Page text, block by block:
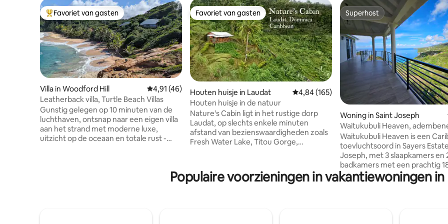
Topfavoriet van gasten
Favoriet van gasten
Villa in Woodford Hill Gemiddelde beoordeling van 4,91 uit 5, 46 recensies
4,91 (46)
Leatherback villa, Turtle Beach Villas
Gunstig gelegen op 10 minuten van de
luchthaven, ontsnap naar een eigen villa
aan het strand met moderne luxe,
uitzicht op de oceaan en totale rust -
Favoriet van gasten
Favoriet van gasten
Houten huisje in Laudat Gemiddelde beoordeling van 4,84 uit 5, 165
4,84 (165)
Houten huisje in de natuur
Nature's Cabin ligt in het rustige dorp
Laudat, op slechts enkele minuten
afstand van bezienswaardigheden zoals
Fresh Water Lake, Titou Gorge,
Najwa, of een ander familielid in de buurt,
ben je verzekerd van een aangenaam
Superhost
Superhost
Woning in Saint Joseph
Waitukubuli Heaven,
uitzichten, in de buurt van het
Waitukubuli Heaven is een
toevluchtsoord in Sayers
Joseph, met 3 slaapkamers en
badkamers met een prachtig
uitzicht op de Caribische Zee
bergen. Gasten hebben
zonsondergangen kijken. De
Populaire voorzieningen in vakantiewoningen